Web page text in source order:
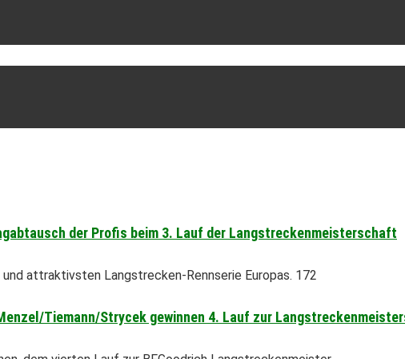
der Profis beim 3. Lauf der Langstreckenmeisterschaft
attraktivsten Langstrecken-Rennserie Europas. 172
Tiemann/Strycek gewinnen 4. Lauf zur